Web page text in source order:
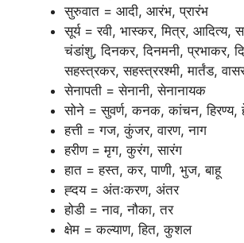
सुरुवात = आदी, आरंभ, प्रारंभ
सूर्य = रवी, भास्कर, मित्र, आदित्य,
चंडांशु, दिनकर, दिनमनी, प्रभाकर,
सहस्त्रकर, सहस्त्ररश्मी, मार्तंड,
सेनापती = सेनानी, सेनानायक
सोने = सुवर्ण, कनक, कांचन, हिरण्य,
हत्ती = गज, कुंजर, वारण, नाग
हरीण = मृग, कुरंग, सारंग
हात = हस्त, कर, पाणी, भुज, बाहू
ह्दय = अंतःकरण, अंतर
होडी = नाव, नौका, तर
क्षेम = कल्याण, हित, कुशल